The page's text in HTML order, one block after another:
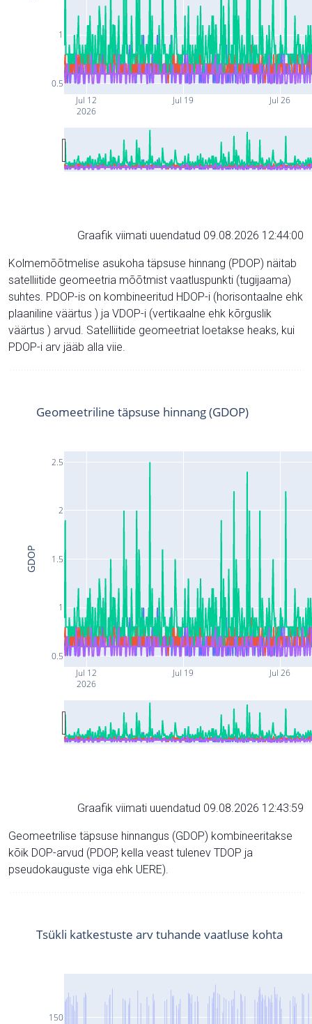
Jul 12
2026
Jul 19 Jul 26
0.5
1
Graafik viimati uuendatud 09.08.2026 12:44:00
Kolmemõõtmelise asukoha täpsuse hinnang (PDOP) näitab
satelliitide geomeetria mõõtmist vaatluspunkti (tugijaama)
suhtes. PDOP-is on kombineeritud HDOP-i (horisontaalne ehk
plaaniline väärtus ) ja VDOP-i (vertikaalne ehk kõrguslik
väärtus ) arvud. Satelliitide geomeetriat loetakse heaks, kui
PDOP-i arv jääb alla viie.
Jul 12
2026
Jul 19 Jul 26
0.5
1
1.5
2
2.5
Geomeetriline täpsuse hinnang (GDOP)
GDOP
Graafik viimati uuendatud 09.08.2026 12:43:59
Geomeetrilise täpsuse hinnangus (GDOP) kombineeritakse
kõik DOP-arvud (PDOP, kella veast tulenev TDOP ja
pseudokauguste viga ehk UERE).
150
Tsükli katkestuste arv tuhande vaatluse kohta